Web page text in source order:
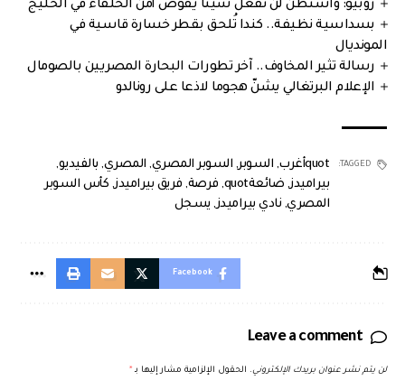
روبيو: واشنطن لن تفعل شيئا يقوض أمن الحلفاء في الخليج
بسداسية نظيفة.. كندا تُلحق بقطر خسارة قاسية في
المونديال
رسالة تثير المخاوف.. آخر تطورات البحارة المصريين بالصومال
الإعلام البرتغالي يشنّ هجوما لاذعا على رونالدو
TAGGED: quotأغرب , السوبر, السوبر المصري, المصري, بالفيديو,
بيراميدز, ضائعةquot , فرصة, فريق بيراميدز, كأس السوبر
المصري, نادي بيراميدز, يسجل
Facebook
Leave a comment
لن يتم نشر عنوان بريدك الإلكتروني. الحقول الإلزامية مشار إليها بـ *